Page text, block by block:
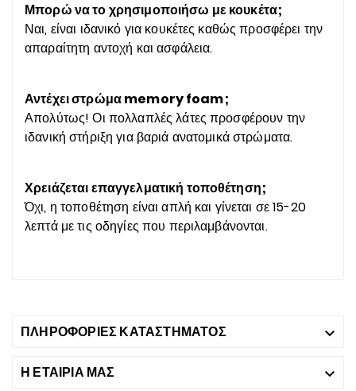
Μπορώ να το χρησιμοποιήσω με κουκέτα;
Ναι, είναι ιδανικό για κουκέτες καθώς προσφέρει την
απαραίτητη αντοχή και ασφάλεια.
Αντέχει στρώμα memory foam;
Απολύτως! Οι πολλαπλές λάτες προσφέρουν την
ιδανική στήριξη για βαριά ανατομικά στρώματα.
Χρειάζεται επαγγελματική τοποθέτηση;
Όχι, η τοποθέτηση είναι απλή και γίνεται σε 15-20
λεπτά με τις οδηγίες που περιλαμβάνονται.
ΠΛΗΡΟΦΟΡΊΕΣ ΚΑΤΑΣΤΉΜΑΤΟΣ 
Η ΕΤΑΙΡΙΑ ΜΑΣ 